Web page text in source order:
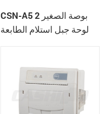
CSN-A5 2 بوصة الصغير
لوحة جبل استلام الطابعة